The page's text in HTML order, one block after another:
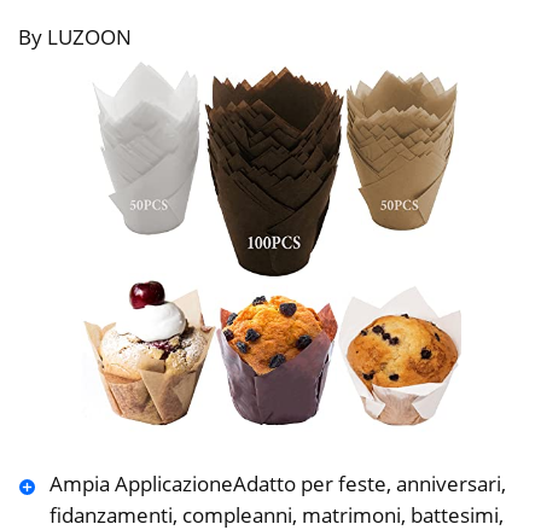
By LUZOON
Ampia ApplicazioneAdatto per feste, anniversari,
fidanzamenti, compleanni, matrimoni, battesimi,